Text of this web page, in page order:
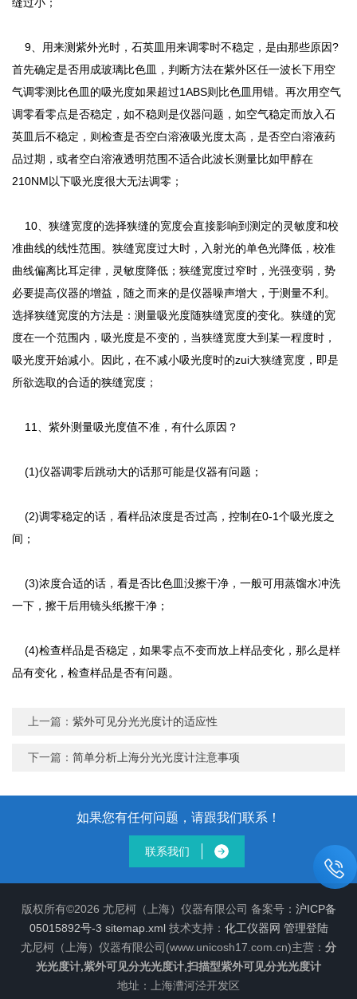
缝过小；
9、用来测紫外光时，石英皿用来调零时不稳定，是由那些原因?
首先确定是否用成玻璃比色皿，判断方法在紫外区任一波长下用空
气调零测比色皿的吸光度如果超过1ABS则比色皿用错。再次用空气
调零看零点是否稳定，如不稳则是仪器问题，如空气稳定而放入石
英皿后不稳定，则检查是否空白溶液吸光度太高，是否空白溶液药
品过期，或者空白溶液透明范围不适合此波长测量比如甲醇在
210NM以下吸光度很大无法调零；
10、狭缝宽度的选择狭缝的宽度会直接影响到测定的灵敏度和校
准曲线的线性范围。狭缝宽度过大时，入射光的单色光降低，校准
曲线偏离比耳定律，灵敏度降低；狭缝宽度过窄时，光强变弱，势
必要提高仪器的增益，随之而来的是仪器噪声增大，于测量不利。
选择狭缝宽度的方法是：测量吸光度随狭缝宽度的变化。狭缝的宽
度在一个范围内，吸光度是不变的，当狭缝宽度大到某一程度时，
吸光度开始减小。因此，在不减小吸光度时的zui大狭缝宽度，即是
所欲选取的合适的狭缝宽度；
11、紫外测量吸光度值不准，有什么原因？
(1)仪器调零后跳动大的话那可能是仪器有问题；
(2)调零稳定的话，看样品浓度是否过高，控制在0-1个吸光度之
间；
(3)浓度合适的话，看是否比色皿没擦干净，一般可用蒸馏水冲洗
一下，擦干后用镜头纸擦干净；
(4)检查样品是否稳定，如果零点不变而放上样品变化，那么是样
品有变化，检查样品是否有问题。
上一篇：紫外可见分光光度计的适应性
下一篇：简单分析上海分光光度计注意事项
如果您有任何问题，请跟我们联系！
联系我们
版权所有©2026 尤尼柯（上海）仪器有限公司 备案号： 沪ICP备
05015892号-3 sitemap.xml技术支持： 化工仪器网 管理登陆
尤尼柯（上海）仪器有限公司(www.unicosh17.com.cn)主营： 分
光光度计,紫外可见分光光度计,扫描型紫外可见分光光度计
地址：上海漕河泾开发区